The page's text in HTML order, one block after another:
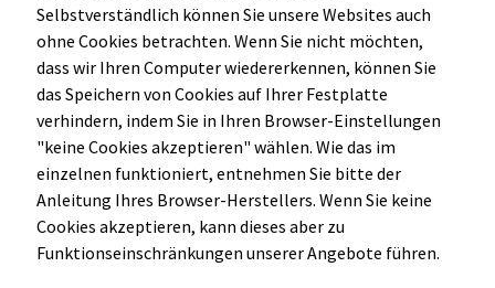
Selbstverständlich können Sie unsere Websites auch
ohne Cookies betrachten. Wenn Sie nicht möchten,
dass wir Ihren Computer wiedererkennen, können Sie
das Speichern von Cookies auf Ihrer Festplatte
verhindern, indem Sie in Ihren Browser-Einstellungen
"keine Cookies akzeptieren" wählen. Wie das im
einzelnen funktioniert, entnehmen Sie bitte der
Anleitung Ihres Browser-Herstellers. Wenn Sie keine
Cookies akzeptieren, kann dieses aber zu
Funktionseinschränkungen unserer Angebote führen.